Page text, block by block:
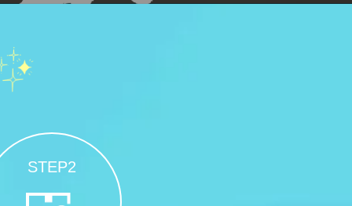
STEP2